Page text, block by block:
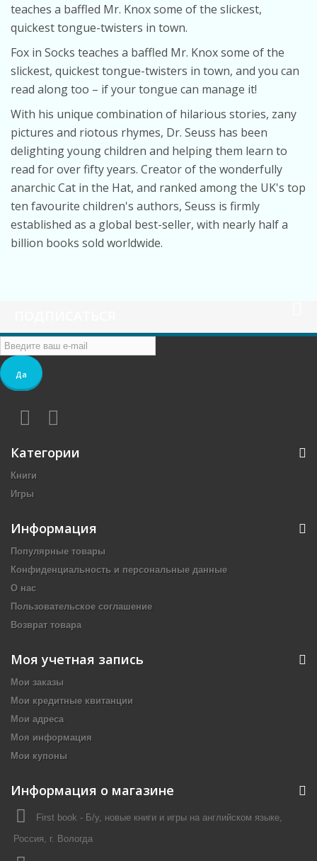
teaches a baffled Mr. Knox some of the slickest,
quickest tongue-twisters in town.
Fox in Socks teaches a baffled Mr. Knox some of the
slickest, quickest tongue-twisters in town, and you can
read along too – if your tongue can manage it!
With his unique combination of hilarious stories, zany
pictures and riotous rhymes, Dr. Seuss has been
delighting young children and helping them learn to
read for over fifty years. Creator of the wonderfully
anarchic Cat in the Hat, and ranked among the UK's top
ten favourite children's authors, Seuss is firmly
established as a global best-seller, with nearly half a
billion books sold worldwide.
Да
Категории
Книги
Игры
Информация
Популярные товары
Конфиденциальность и персональные данные
О нас
Пользовательское соглашение
Возврат товара
Моя учетная запись
Мои заказы
Мои кредитные квитанции
Мои адреса
Моя информация
Мои купоны
Информация о магазине
First book - Б/у, новые книги и игры на английском языке,
Россия, г. Вологда